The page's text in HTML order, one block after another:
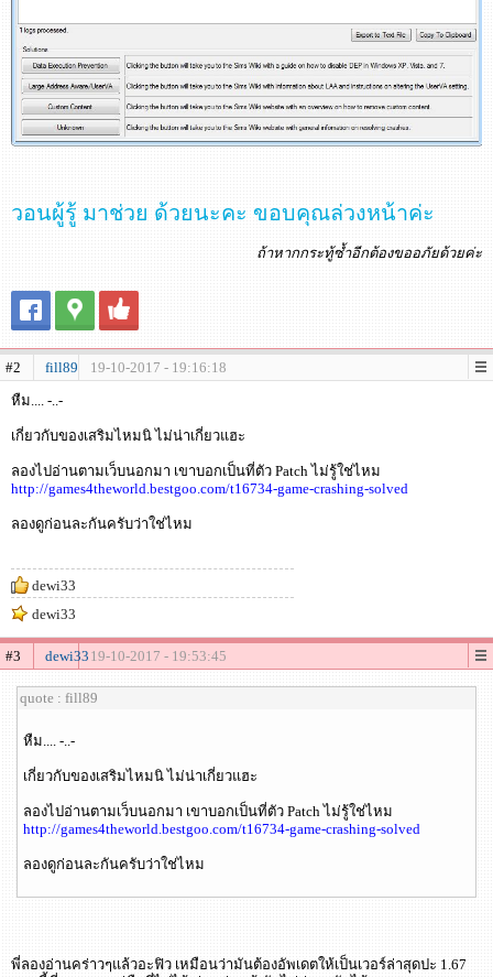
วอนผู้รู้ มาช่วย ด้วยนะคะ ขอบคุณล่วงหน้าค่ะ
ถ้าหากกระทู้ซ้ำอีกต้องขออภัยด้วยค่ะ
#2 fill89
19-10-2017 - 19:16:18
หืม.... -..-
เกี่ยวกับของเสริมไหมนิ ไม่น่าเกี่ยวแฮะ
ลองไปอ่านตามเว็บนอกมา เขาบอกเป็นที่ตัว Patch ไม่รู้ใช่ไหม
http://games4theworld.bestgoo.com/t16734-game-crashing-solved
ลองดูก่อนละกันครับว่าใช่ไหม
dewi33
dewi33
#3 dewi33 19-10-2017 - 19:53:45
quote : fill89
หืม.... -..-
เกี่ยวกับของเสริมไหมนิ ไม่น่าเกี่ยวแฮะ
ลองไปอ่านตามเว็บนอกมา เขาบอกเป็นที่ตัว Patch ไม่รู้ใช่ไหม
http://games4theworld.bestgoo.com/t16734-game-crashing-solved
ลองดูก่อนละกันครับว่าใช่ไหม
พี่ลองอ่านคร่าวๆแล้วอะฟิว เหมือนว่ามันต้องอัพเดตให้เป็นเวอร์ล่าสุดปะ 1.67